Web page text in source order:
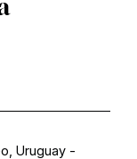
Uruguay-